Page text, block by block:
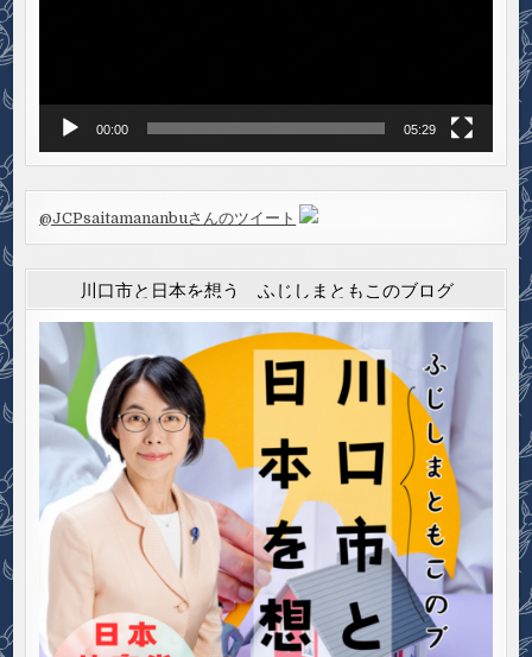
00:00 05:29
@JCPsaitamananbuさんのツイート
川口市と日本を想う ふじしまともこのブログ